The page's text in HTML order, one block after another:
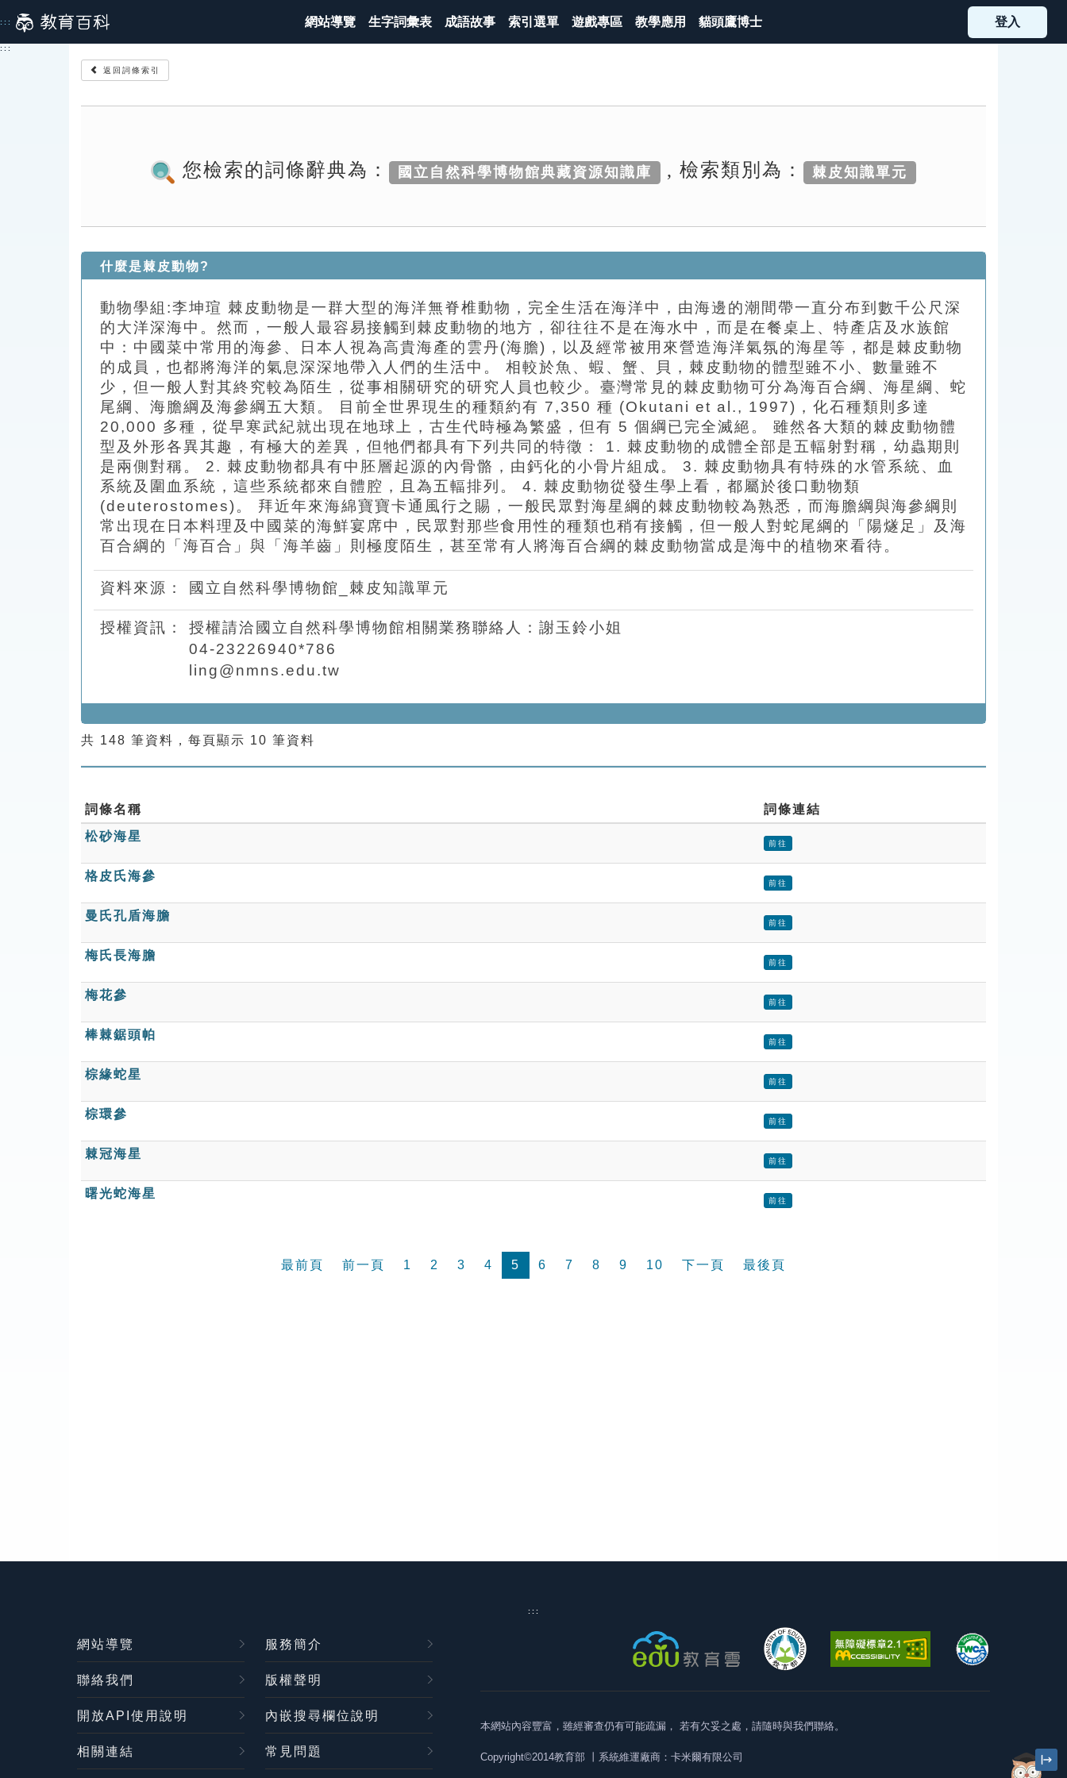
到
主
::: 網站導覽 生字詞彙表 成語故事 索引選單 遊戲專區 教學應用 貓頭鷹博士 登入
:::
返回詞條索引
您檢索的詞條辭典為： 國立自然科學博物館典藏資源知識庫 , 檢索類別為： 棘皮知識單元
什麼是棘皮動物?
動物學組:李坤瑄 棘皮動物是一群大型的海洋無脊椎動物，完全生活在海洋中，由海邊的潮間帶一直分布到數千公尺深
的大洋深海中。然而，一般人最容易接觸到棘皮動物的地方，卻往往不是在海水中，而是在餐桌上、特產店及水族館
中：中國菜中常用的海參、日本人視為高貴海產的雲丹(海膽)，以及經常被用來營造海洋氣氛的海星等，都是棘皮動物
的成員，也都將海洋的氣息深深地帶入人們的生活中。 相較於魚、蝦、蟹、貝，棘皮動物的體型雖不小、數量雖不
少，但一般人對其終究較為陌生，從事相關研究的研究人員也較少。臺灣常見的棘皮動物可分為海百合綱、海星綱、蛇
尾綱、海膽綱及海參綱五大類。 目前全世界現生的種類約有 7,350 種 (Okutani et al., 1997)，化石種類則多達
20,000 多種，從早寒武紀就出現在地球上，古生代時極為繁盛，但有 5 個綱已完全滅絕。 雖然各大類的棘皮動物體
型及外形各異其趣，有極大的差異，但牠們都具有下列共同的特徵： 1. 棘皮動物的成體全部是五輻射對稱，幼蟲期則
是兩側對稱。 2. 棘皮動物都具有中胚層起源的內骨骼，由鈣化的小骨片組成。 3. 棘皮動物具有特殊的水管系統、血
系統及圍血系統，這些系統都來自體腔，且為五輻排列。 4. 棘皮動物從發生學上看，都屬於後口動物類
(deuterostomes)。 拜近年來海綿寶寶卡通風行之賜，一般民眾對海星綱的棘皮動物較為熟悉，而海膽綱與海參綱則
常出現在日本料理及中國菜的海鮮宴席中，民眾對那些食用性的種類也稍有接觸，但一般人對蛇尾綱的「陽燧足」及海
百合綱的「海百合」與「海羊齒」則極度陌生，甚至常有人將海百合綱的棘皮動物當成是海中的植物來看待。
資料來源： 國立自然科學博物館_棘皮知識單元
授權資訊：
授權請洽國立自然科學博物館相關業務聯絡人：謝玉鈴小姐
04-23226940*786
ling@nmns.edu.tw
共 148 筆資料，每頁顯示 10 筆資料
詞條名稱
詞條連結
松砂海星
前往
格皮氏海參
前往
曼氏孔盾海膽
前往
梅氏長海膽
前往
梅花參
前往
棒棘鋸頭帕
前往
棕緣蛇星
前往
棕環參
前往
棘冠海星
前往
曙光蛇海星
前往
最前頁 前一頁 1 2 3 4 5 6 7 8 9 10 下一頁 最後頁
:::
網站導覽 服務簡介
聯絡我們 版權聲明
開放API使用說明 內嵌搜尋欄位說明
相關連結 常見問題
本網站內容豐富，雖經審查仍有可能疏漏， 若有欠妥之處，請隨時與我們聯絡。
Copyright©2014教育部 丨系統維運廠商：卡米爾有限公司